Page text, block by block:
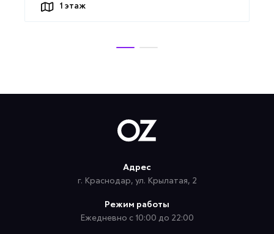
1 этаж
Адрес
г. Краснодар, ул. Крылатая, 2
Режим работы
Ежедневно с 10:00 до 22:00